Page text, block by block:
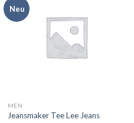
Neu
MEN
Jeansmaker Tee Lee Jeans